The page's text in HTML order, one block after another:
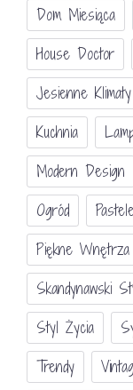
Dom Miesiąca
House Doctor
Jesienne Klimaty
Kuchnia
Modern Design
Ogród
Piękne Wnętrza
Skandynawski
Styl Życia
Trendy